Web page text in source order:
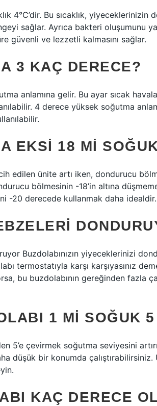
4°C’dir. Bu sıcaklık,
sağlar. Ayrıca bakteri oluşumunu
güvenli ve lezzetli kalmasını sağlar.
3 KAÇ DERECE?
anlamına gelir. Bu ayar sıcak
4 derece yüksek soğutma
EKSI 18 MI
edilen ünite artı iken, dondurucu
bölmesinin -18’in altına
-20 derecede kullanmak daha idealdir.
Buzdolabınızın yiyeceklerinizi
termostatıyla karşı karşıyasınız
bu buzdolabının gereğinden fazla
1 MI SOĞUK
5’e çevirmek soğutma seviyesini
düşük bir konumda
KAÇ DERECE